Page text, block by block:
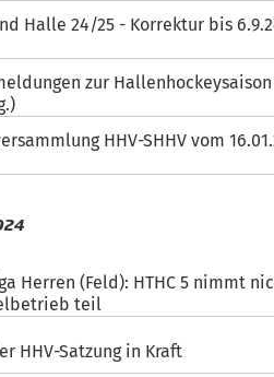
Halle 24/25 - Korrektur bis
zur Hallenhockeysaison
HHV-SHHV vom
Herren (Feld): HTHC 5 nimmt
teil
HHV-Satzung in Kraft